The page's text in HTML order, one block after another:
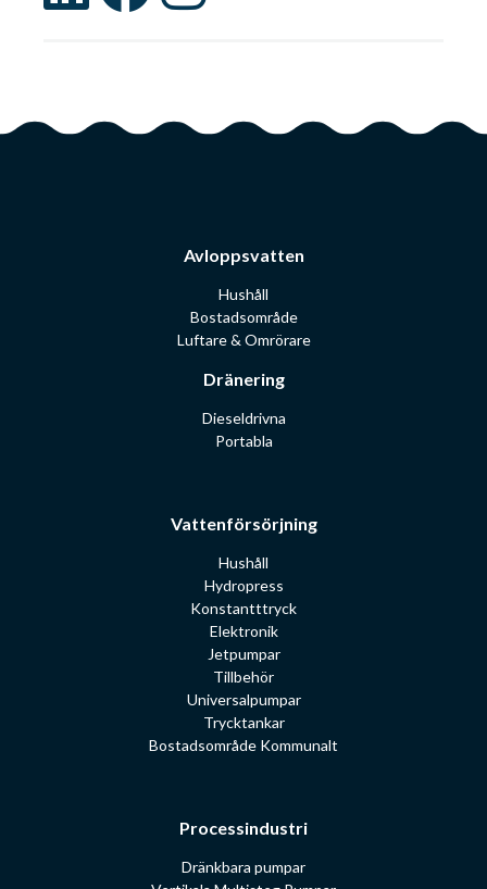
Avloppsvatten
Hushåll
Bostadsområde
Luftare & Omrörare
Dränering
Dieseldrivna
Portabla
Vattenförsörjning
Hushåll
Hydropress
Konstantttryck
Elektronik
Jetpumpar
Tillbehör
Universalpumpar
Trycktankar
Bostadsområde Kommunalt
Processindustri
Dränkbara pumpar